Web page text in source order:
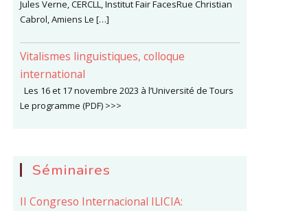
Jules Verne, CERCLL, Institut Fair FacesRue Christian
Cabrol, Amiens Le […]
Vitalismes linguistiques, colloque
international
Les 16 et 17 novembre 2023 à l’Université de Tours
Le programme (PDF) >>>
Séminaires
II Congreso Internacional ILICIA: